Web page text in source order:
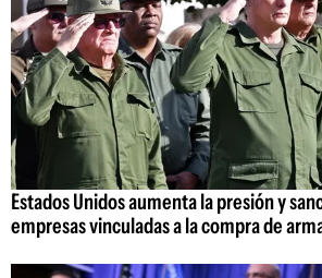
Estados Unidos aumenta la presión y
empresas vinculadas a la compra de